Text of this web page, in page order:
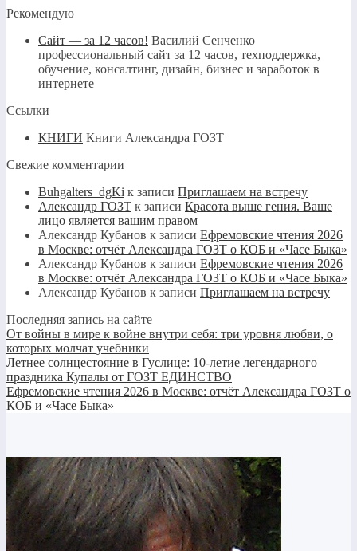
Рекомендую
Сайт — за 12 часов! Василий Сенченко
профессиональный сайт за 12 часов, техподдержка,
обучение, консалтинг, дизайн, бизнес и заработок в
интернете
Ссылки
КНИГИ Книги Александра ГОЗТ
Свежие комментарии
Buhgalters_dgKi к записи Приглашаем на встречу
Александр ГОЗТ к записи Красота выше гения. Ваше
лицо является вашим правом
Александр Кубанов к записи Ефремовские чтения 2026
в Москве: отчёт Александра ГОЗТ о КОБ и «Часе Быка»
Александр Кубанов к записи Ефремовские чтения 2026
в Москве: отчёт Александра ГОЗТ о КОБ и «Часе Быка»
Александр Кубанов к записи Приглашаем на встречу
Последняя запись на сайте
От войны в мире к войне внутри себя: три уровня любви, о
которых молчат учебники
Летнее солнцестояние в Гуслице: 10-летие легендарного
праздника Купалы от ГОЗТ ЕДИНСТВО
Ефремовские чтения 2026 в Москве: отчёт Александра ГОЗТ о
КОБ и «Часе Быка»